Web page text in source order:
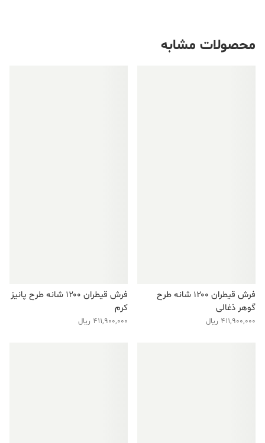
محصولات مشابه
فرش قیطران ۱۲۰۰ شانه طرح
گوهر ذغالی
411,900,000 ریال
فرش قیطران ۱۲۰۰ شانه طرح پانیز
کرم
411,900,000 ریال